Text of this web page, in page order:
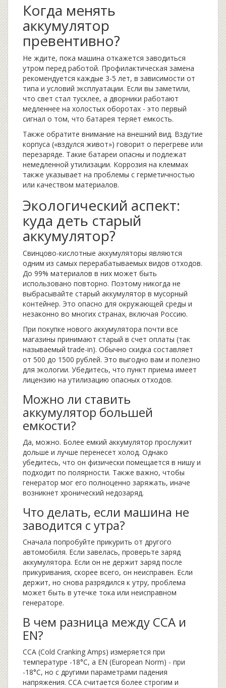
Когда менять
аккумулятор
превентивно?
Не ждите, пока машина откажется заводиться
утром перед работой. Профилактическая замена
рекомендуется каждые 3-5 лет, в зависимости от
типа и условий эксплуатации. Если вы заметили,
что свет стал тусклее, а дворники работают
медленнее на холостых оборотах - это первый
сигнал о том, что батарея теряет емкость.
Также обратите внимание на внешний вид. Вздутие
корпуса («вздулся живот») говорит о перегреве или
перезаряде. Такие батареи опасны и подлежат
немедленной утилизации. Коррозия на клеммах
также указывает на проблемы с герметичностью
или качеством материалов.
Экологический аспект:
куда деть старый
аккумулятор?
Свинцово-кислотные аккумуляторы являются
одним из самых перерабатываемых видов отходов.
До 99% материалов в них может быть
использовано повторно. Поэтому никогда не
выбрасывайте старый аккумулятор в мусорный
контейнер. Это опасно для окружающей среды и
незаконно во многих странах, включая Россию.
При покупке нового аккумулятора почти все
магазины принимают старый в счет оплаты (так
называемый trade-in). Обычно скидка составляет
от 500 до 1500 рублей. Это выгодно вам и полезно
для экологии. Убедитесь, что пункт приема имеет
лицензию на утилизацию опасных отходов.
Можно ли ставить
аккумулятор большей
емкости?
Да, можно. Более емкий аккумулятор прослужит
дольше и лучше перенесет холод. Однако
убедитесь, что он физически помещается в нишу и
подходит по полярности. Также важно, чтобы
генератор мог его полноценно заряжать, иначе
возникнет хронический недозаряд.
Что делать, если машина не
заводится с утра?
Сначала попробуйте прикурить от другого
автомобиля. Если завелась, проверьте заряд
аккумулятора. Если он не держит заряд после
прикуривания, скорее всего, он неисправен. Если
держит, но снова разрядился к утру, проблема
может быть в утечке тока или неисправном
генераторе.
В чем разница между CCA и
EN?
CCA (Cold Cranking Amps) измеряется при
температуре -18°C, а EN (European Norm) - при
-18°C, но с другими параметрами падения
напряжения. CCA считается более строгим и